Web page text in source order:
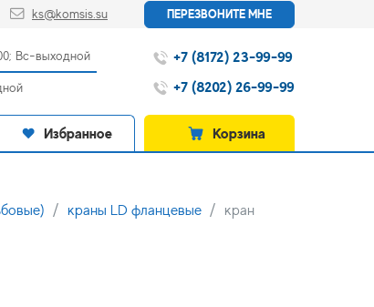
ks@komsis.su ПЕРЕЗВОНИТЕ МНЕ
Вс-выходной
+7 (8172) 23-99-99
+7 (8202) 26-99-99
Избранное Корзина
краны LD фланцевые
кран